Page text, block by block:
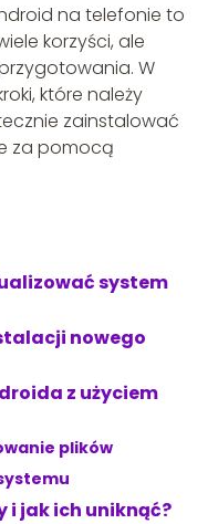
na telefonie to
korzyści, ale
W
które należy
zainstalować
za pomocą
system
nowego
z użyciem
plików
i jak ich uniknąć?